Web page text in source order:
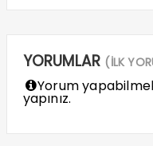
YORUMLAR (İLK
Yorum
yapınız.